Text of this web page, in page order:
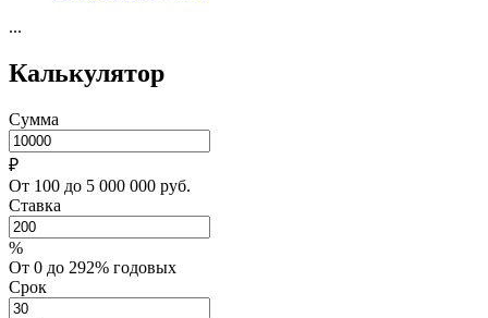
...
Калькулятор
Сумма
₽
От 100 до 5 000 000 руб.
Ставка
%
От 0 до 292% годовых
Срок